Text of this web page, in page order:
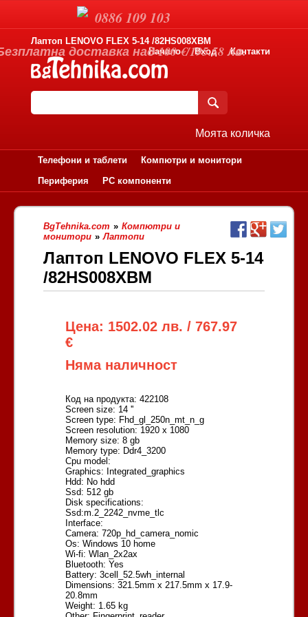
Лаптоп LENOVO FLEX 5-14 /82HS008XBM
Начало
Вход Контакти
Моята количка
Телефони и таблети
Компютри и монитори
Периферия
PC компоненти
BgTehnika.com » Компютри и
монитори » Лаптопи
Лаптоп LENOVO FLEX 5-14
/82HS008XBM
Цена: 1502.02 лв. / 767.97
€
Няма наличност
Код на продукта: 422108
Screen size: 14 ''
Screen type: Fhd_gl_250n_mt_n_g
Screen resolution: 1920 x 1080
Memory size: 8 gb
Memory type: Ddr4_3200
Cpu model:
Graphics: Integrated_graphics
Hdd: No hdd
Ssd: 512 gb
Disk specifications:
Ssd:m.2_2242_nvme_tlc
Interface:
Camera: 720p_hd_camera_nomic
Os: Windows 10 home
Wi-fi: Wlan_2x2ax
Bluetooth: Yes
Battery: 3cell_52.5wh_internal
Dimensions: 321.5mm x 217.5mm x 17.9-
20.8mm
Weight: 1.65 kg
0886 109 103
доставка над 100 €/195.58 лв.